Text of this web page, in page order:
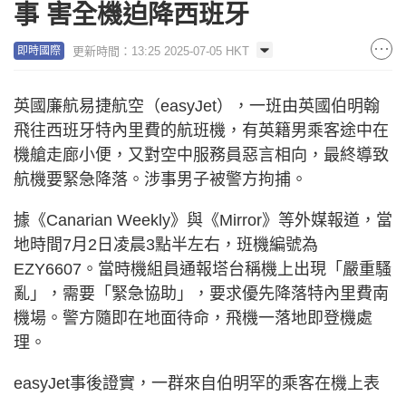
事 害全機迫降西班牙
即時國際 更新時間：13:25 2025-07-05 HKT
英國廉航易捷航空（easyJet），一班由英國伯明翰
飛往西班牙特內里費的航班機，有英籍男乘客途中在
機艙走廊小便，又對空中服務員惡言相向，最終導致
航機要緊急降落。涉事男子被警方拘捕。
據《Canarian Weekly》與《Mirror》等外媒報道，當
地時間7月2日凌晨3點半左右，班機編號為
EZY6607。當時機組員通報塔台稱機上出現「嚴重騷
亂」，需要「緊急協助」，要求優先降落特內里費南
機場。警方隨即在地面待命，飛機一落地即登機處
理。
easyJet事後證實，一群來自伯明罕的乘客在機上表